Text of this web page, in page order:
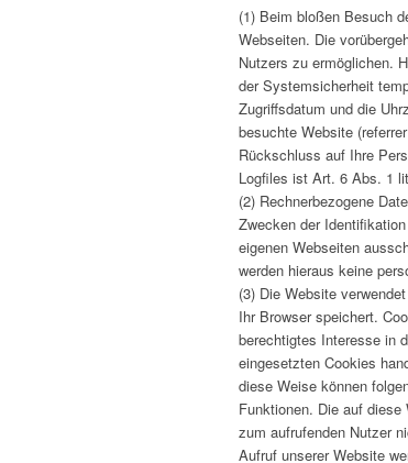
(1) Beim bloßen Besuch
Webseiten. Die
Nutzers zu ermöglichen.
der Systemsicherheit
Zugriffsdatum und die
besuchte Website
Rückschluss auf Ihre
Logfiles ist Art. 6 Abs. 1
(2) Rechnerbezogene
Zwecken der
eigenen Webseiten
werden hieraus keine
(3) Die Website
Ihr Browser speichert.
berechtigtes Interesse in
eingesetzten Cookies
diese Weise können
Funktionen. Die auf diese
zum aufrufenden Nutzer
Aufruf unserer Website